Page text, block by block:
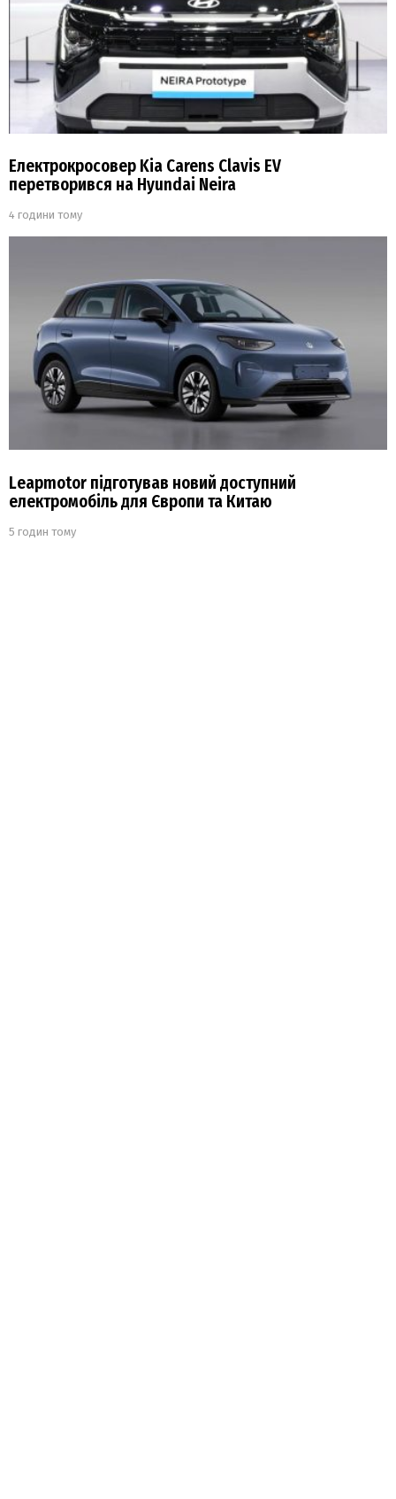
Електрокросовер Kia Carens Clavis EV
перетворився на Hyundai Neira
4 години тому
Leapmotor підготував новий доступний
електромобіль для Європи та Китаю
5 годин тому